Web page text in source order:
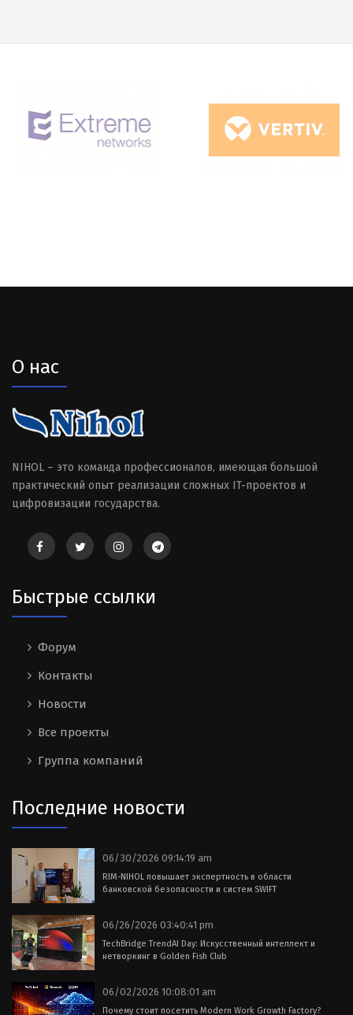
О нас
NIHOL – это команда профессионалов, имеющая большой
практический опыт реализации сложных IT-проектов и
цифровизации государства.
Быстрые ссылки
Форум
Контакты
Новости
Все проекты
Группа компаний
Последние новости
06/30/2026 09:14:19 am
RIM-NIHOL повышает экспертность в области
банковской безопасности и систем SWIFT
06/26/2026 03:40:41 pm
TechBridge TrendAI Day: Искусственный интеллект и
нетворкинг в Golden Fish Club
06/02/2026 10:08:01 am
Почему стоит посетить Modern Work Growth Factory?